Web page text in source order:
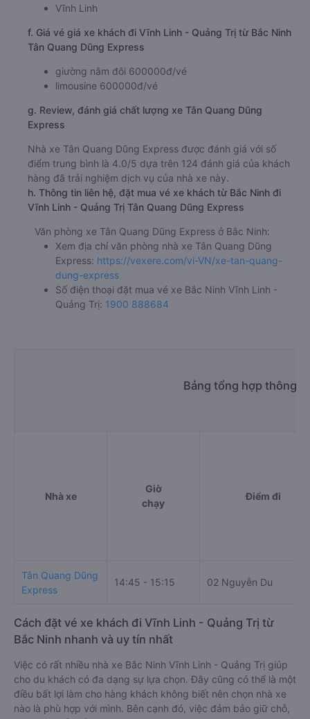
Vĩnh Linh
f. Giá vé giá xe khách đi Vĩnh Linh - Quảng Trị từ Bắc Ninh
Tân Quang Dũng Express
giường nằm đôi 600000đ/vé
limousine 600000đ/vé
g. Review, đánh giá chất lượng xe Tân Quang Dũng
Express
Nhà xe Tân Quang Dũng Express được đánh giá với số
điểm trung bình là 4.0/5 dựa trên 124 đánh giá của khách
hàng đã trải nghiệm dịch vụ của nhà xe này.
h. Thông tin liên hệ, đặt mua vé xe khách từ Bắc Ninh đi
Vĩnh Linh - Quảng Trị Tân Quang Dũng Express
Văn phòng xe Tân Quang Dũng Express ở Bắc Ninh:
Xem địa chỉ văn phòng nhà xe Tân Quang Dũng
Express: https://vexere.com/vi-VN/xe-tan-quang-
dung-express
Số điện thoại đặt mua vé xe Bắc Ninh Vĩnh Linh -
Quảng Trị: 1900 888684
Bảng tổng hợp thông
Nhà xe
Giờ
chạy
Điểm đi
Tân Quang Dũng
Express
14:45 - 15:15 02 Nguyễn Du
Cách đặt vé xe khách đi Vĩnh Linh - Quảng Trị từ
Bắc Ninh nhanh và uy tín nhất
Việc có rất nhiều nhà xe Bắc Ninh Vĩnh Linh - Quảng Trị giúp
cho du khách có đa dạng sự lựa chọn. Đây cũng có thể là một
điều bất lợi làm cho hàng khách không biết nên chọn nhà xe
nào là phù hợp với mình. Bên cạnh đó, việc đảm bảo giữ chỗ,